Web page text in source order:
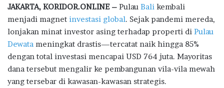
e
b
o
o
k
it
te
r
at
s
A
p
p
e e
g
ra
m
ar
e
JAKARTA, KORIDOR.ONLINE – Pulau Bali kembali
menjadi magnet investasi global. Sejak pandemi mereda,
lonjakan minat investor asing terhadap properti di Pulau
Dewata meningkat drastis—tercatat naik hingga 85%
dengan total investasi mencapai USD 764 juta. Mayoritas
dana tersebut mengalir ke pembangunan vila-vila mewah
yang tersebar di kawasan-kawasan strategis.